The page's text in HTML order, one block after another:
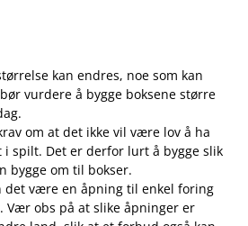
kan endres, noe som kan
vurdere å bygge boksene større
om at det ikke vil være lov å ha
i spilt. Det er derfor lurt å bygge slik
bygge om til bokser.
det være en åpning til enkel foring
Vær obs på at slike åpninger er